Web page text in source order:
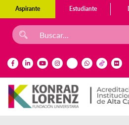
Aspirante Estudiante